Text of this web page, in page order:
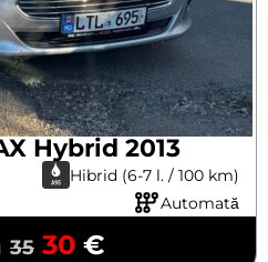
Hybrid 2013
Hibrid (6-7 l. / 100 km)
Automată
35 30 €